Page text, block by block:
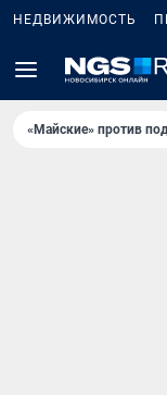
НЕДВИЖИМОСТЬ
«Майские» против